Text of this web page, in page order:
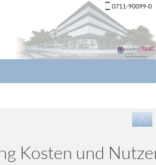
/\
Kosten und